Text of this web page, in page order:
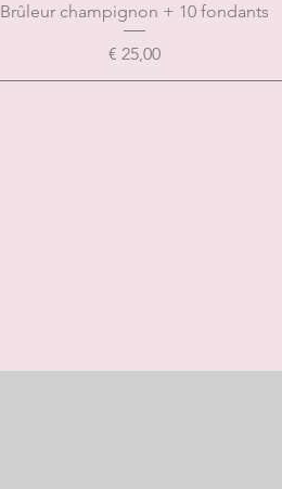
Brûleur champignon + 10 fondants
Prijs
€ 25,00